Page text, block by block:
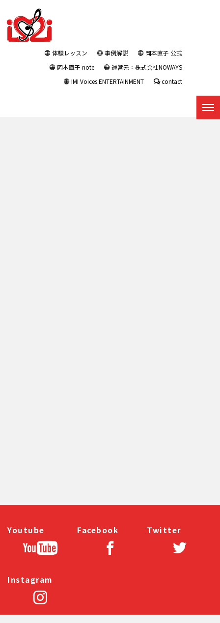
体験レッスン 事例解説
岡本直子 公式
岡本直子 note
運営元：株式会社NOWAYS
IMI Voices ENTERTAINMENT
contact
Youtube Facebook Twitter
Instagram